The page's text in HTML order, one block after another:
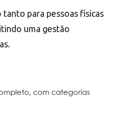
para pessoas físicas
uma gestão
com categorias